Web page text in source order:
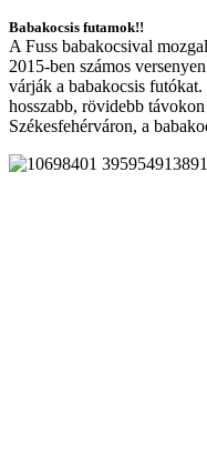
Babakocsis futamok!!
A Fuss babakocsival
2015-ben számos
várják a babakocsis
hosszabb, rövidebb
Székesfehérváron, a